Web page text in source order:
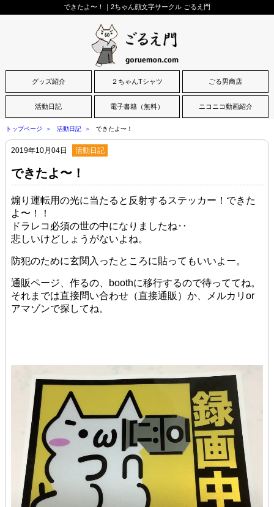
できたよ〜！｜2ちゃん顔文字サークル ごるえ門
グッズ紹介 ２ちゃんTシャツ ごる男商店
活動日記 電子書籍（無料） ニコニコ動画紹介
トップページ 活動日記 できたよ〜！
2019年10月04日 活動日記
できたよ〜！
煽り運転用の光に当たると反射するステッカー！できた
よ〜！！
ドラレコ必須の世の中になりましたね‥
悲しいけどしょうがないよね。
防犯のために玄関入ったところに貼ってもいいよー。
通販ページ、作るの、boothに移行するので待っててね。
それまでは直接問い合わせ（直接通販）か、メルカリor
アマゾンで探してね。